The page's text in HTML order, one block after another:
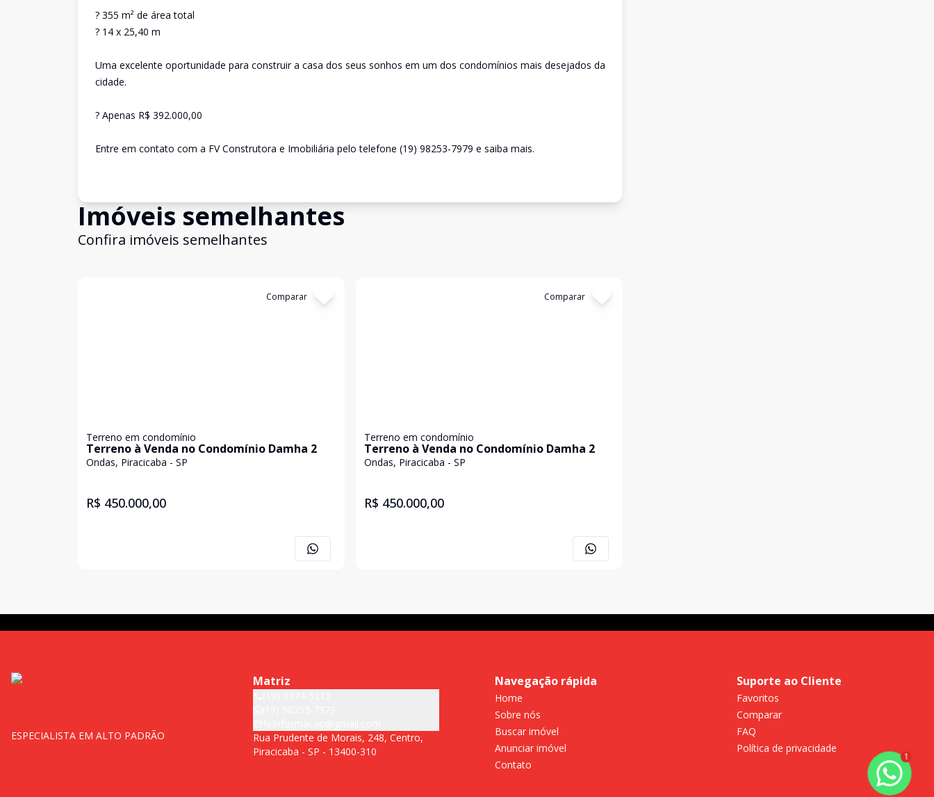
? 355 m² de área total
? 14 x 25,40 m
Uma excelente oportunidade para construir a casa dos seus sonhos em um dos condomínios mais desejados da
cidade.
? Apenas R$ 392.000,00
Entre em contato com a FV Construtora e Imobiliária pelo telefone (19) 98253-7979 e saiba mais.
Imóveis semelhantes
Confira imóveis semelhantes
Comparar
Terreno em condomínio
Terreno à Venda no Condomínio Damha 2
Ondas, Piracicaba - SP
R$ 450.000,00
Comparar
Terreno em condomínio
Terreno à Venda no Condomínio Damha 2
Ondas, Piracicaba - SP
R$ 450.000,00
ESPECIALISTA EM ALTO PADRÃO
Matriz
Rua Prudente de Morais, 248, Centro,
Piracicaba - SP - 13400-310
Navegação rápida
Home
Sobre nós
Buscar imóvel
Anunciar imóvel
Contato
Suporte ao Cliente
Favoritos
Comparar
FAQ
Política de privacidade
1